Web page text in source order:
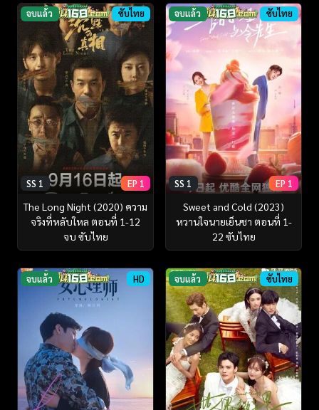
จบแล้ว ซับไทย
SS 1 EP 1
The Long Night (2020) ความ
จริงที่หลับใหล ตอนที่ 1-12
จบ ซับไทย
จบแล้ว ซับไทย
SS 1 EP 1
Sweet and Cold (2023)
หวานใจนายเย็นชา ตอนที่ 1-
22 ซับไทย
จบแล้ว HD จบแล้ว ซับไทย